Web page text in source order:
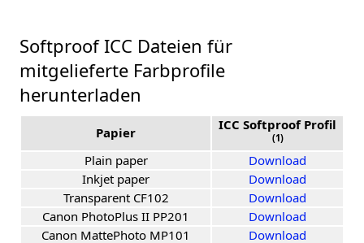
Softproof ICC Dateien für
mitgelieferte Farbprofile
herunterladen
Papier ICC Softproof Profil
(1)
Plain paper
Download
Inkjet paper
Download
Transparent CF102
Download
Canon PhotoPlus II PP201
Download
Canon MattePhoto MP101
Download